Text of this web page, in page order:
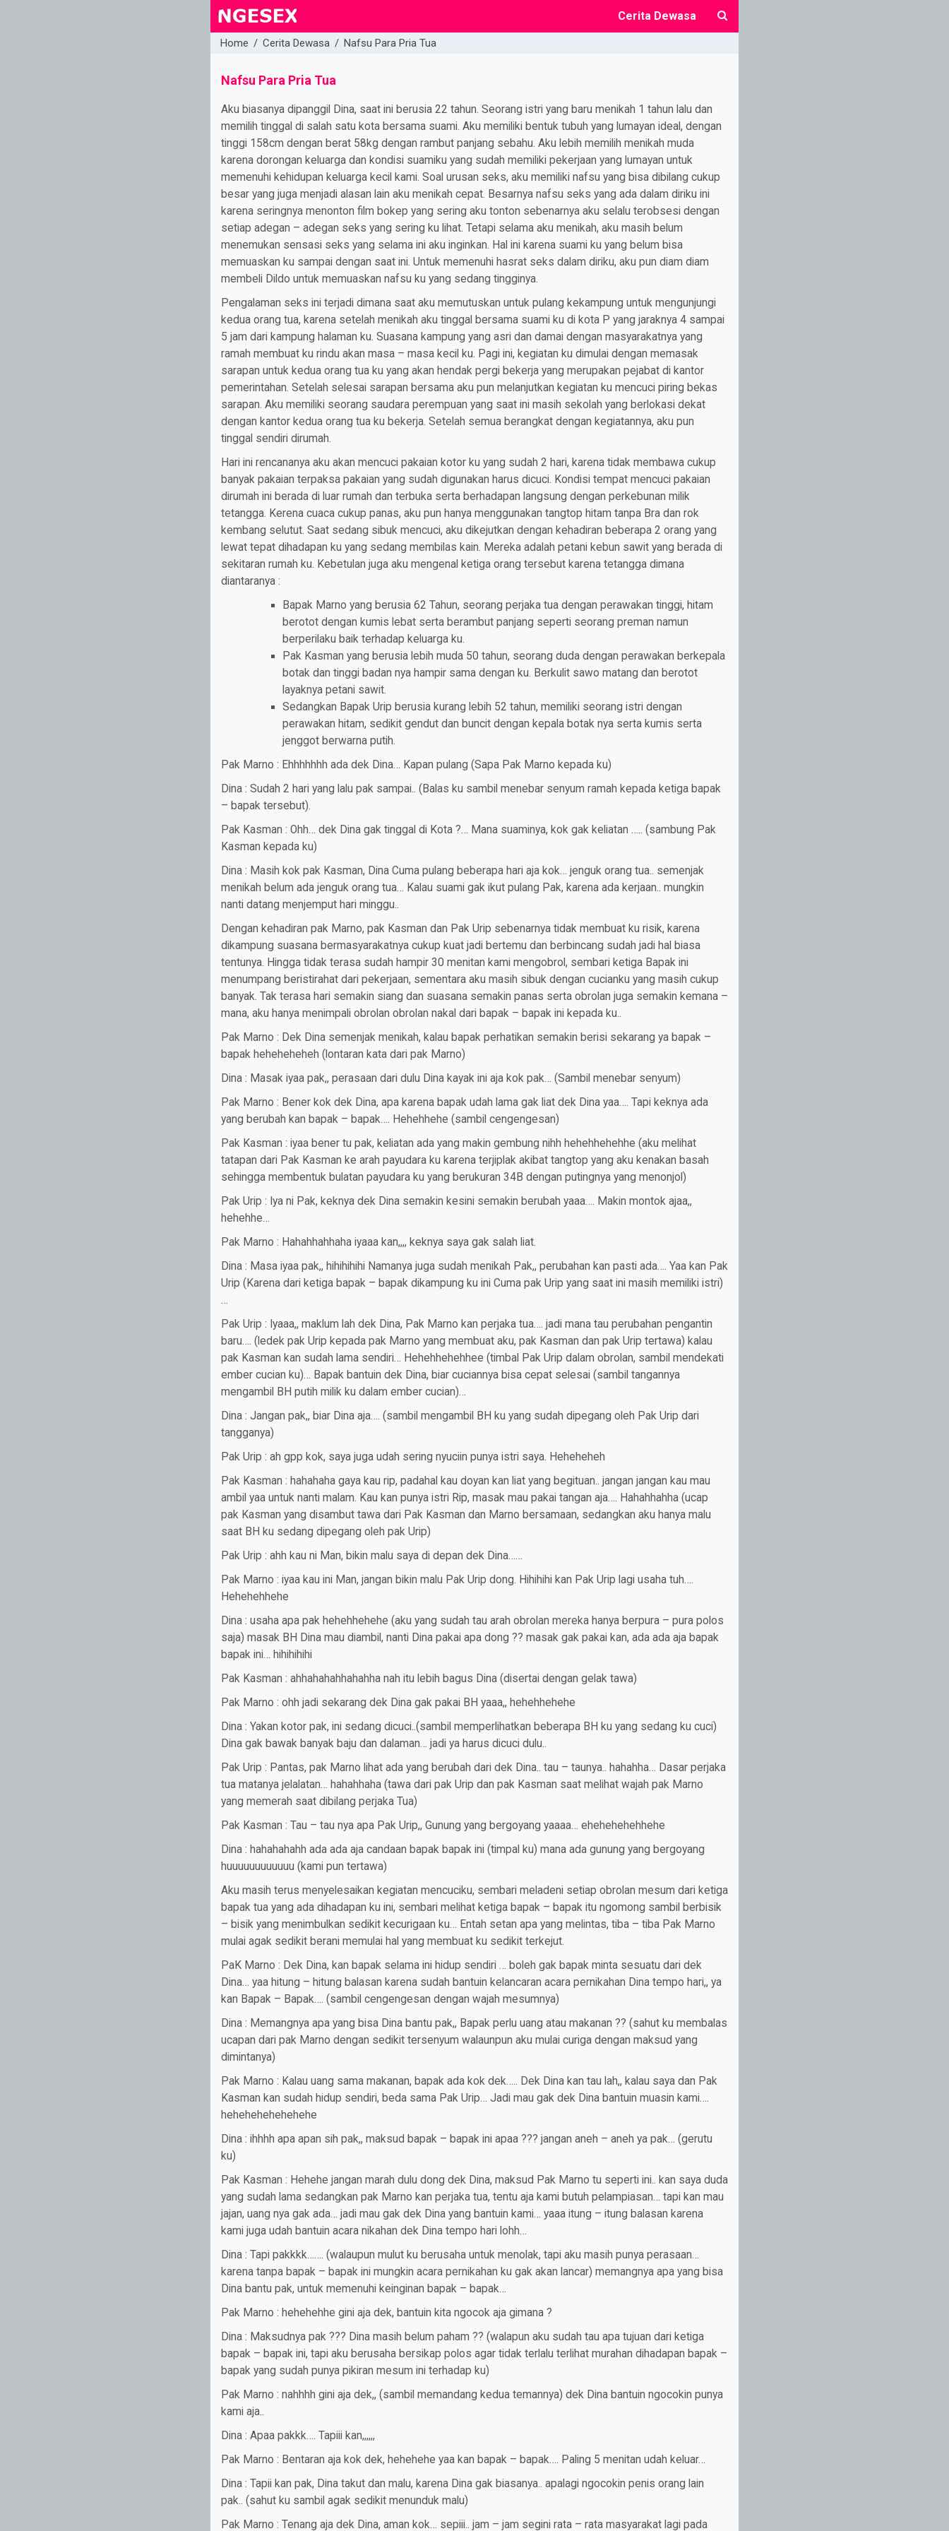
Cerita Dewasa
Home / Cerita Dewasa / Nafsu Para Pria Tua
Nafsu Para Pria Tua
Aku biasanya dipanggil Dina, saat ini berusia 22 tahun. Seorang istri yang baru menikah 1 tahun lalu dan
memilih tinggal di salah satu kota bersama suami. Aku memiliki bentuk tubuh yang lumayan ideal, dengan
tinggi 158cm dengan berat 58kg dengan rambut panjang sebahu. Aku lebih memilih menikah muda
karena dorongan keluarga dan kondisi suamiku yang sudah memiliki pekerjaan yang lumayan untuk
memenuhi kehidupan keluarga kecil kami. Soal urusan seks, aku memiliki nafsu yang bisa dibilang cukup
besar yang juga menjadi alasan lain aku menikah cepat. Besarnya nafsu seks yang ada dalam diriku ini
karena seringnya menonton film bokep yang sering aku tonton sebenarnya aku selalu terobsesi dengan
setiap adegan – adegan seks yang sering ku lihat. Tetapi selama aku menikah, aku masih belum
menemukan sensasi seks yang selama ini aku inginkan. Hal ini karena suami ku yang belum bisa
memuaskan ku sampai dengan saat ini. Untuk memenuhi hasrat seks dalam diriku, aku pun diam diam
membeli Dildo untuk memuaskan nafsu ku yang sedang tingginya.
Pengalaman seks ini terjadi dimana saat aku memutuskan untuk pulang kekampung untuk mengunjungi
kedua orang tua, karena setelah menikah aku tinggal bersama suami ku di kota P yang jaraknya 4 sampai
5 jam dari kampung halaman ku. Suasana kampung yang asri dan damai dengan masyarakatnya yang
ramah membuat ku rindu akan masa – masa kecil ku. Pagi ini, kegiatan ku dimulai dengan memasak
sarapan untuk kedua orang tua ku yang akan hendak pergi bekerja yang merupakan pejabat di kantor
pemerintahan. Setelah selesai sarapan bersama aku pun melanjutkan kegiatan ku mencuci piring bekas
sarapan. Aku memiliki seorang saudara perempuan yang saat ini masih sekolah yang berlokasi dekat
dengan kantor kedua orang tua ku bekerja. Setelah semua berangkat dengan kegiatannya, aku pun
tinggal sendiri dirumah.
Hari ini rencananya aku akan mencuci pakaian kotor ku yang sudah 2 hari, karena tidak membawa cukup
banyak pakaian terpaksa pakaian yang sudah digunakan harus dicuci. Kondisi tempat mencuci pakaian
dirumah ini berada di luar rumah dan terbuka serta berhadapan langsung dengan perkebunan milik
tetangga. Kerena cuaca cukup panas, aku pun hanya menggunakan tangtop hitam tanpa Bra dan rok
kembang selutut. Saat sedang sibuk mencuci, aku dikejutkan dengan kehadiran beberapa 2 orang yang
lewat tepat dihadapan ku yang sedang membilas kain. Mereka adalah petani kebun sawit yang berada di
sekitaran rumah ku. Kebetulan juga aku mengenal ketiga orang tersebut karena tetangga dimana
diantaranya :
Bapak Marno yang berusia 62 Tahun, seorang perjaka tua dengan perawakan tinggi, hitam
berotot dengan kumis lebat serta berambut panjang seperti seorang preman namun
berperilaku baik terhadap keluarga ku.
Pak Kasman yang berusia lebih muda 50 tahun, seorang duda dengan perawakan berkepala
botak dan tinggi badan nya hampir sama dengan ku. Berkulit sawo matang dan berotot
layaknya petani sawit.
Sedangkan Bapak Urip berusia kurang lebih 52 tahun, memiliki seorang istri dengan
perawakan hitam, sedikit gendut dan buncit dengan kepala botak nya serta kumis serta
jenggot berwarna putih.
Pak Marno : Ehhhhhhh ada dek Dina… Kapan pulang (Sapa Pak Marno kepada ku)
Dina : Sudah 2 hari yang lalu pak sampai.. (Balas ku sambil menebar senyum ramah kepada ketiga bapak
– bapak tersebut).
Pak Kasman : Ohh… dek Dina gak tinggal di Kota ?… Mana suaminya, kok gak keliatan ….. (sambung Pak
Kasman kepada ku)
Dina : Masih kok pak Kasman, Dina Cuma pulang beberapa hari aja kok… jenguk orang tua.. semenjak
menikah belum ada jenguk orang tua… Kalau suami gak ikut pulang Pak, karena ada kerjaan.. mungkin
nanti datang menjemput hari minggu..
Dengan kehadiran pak Marno, pak Kasman dan Pak Urip sebenarnya tidak membuat ku risik, karena
dikampung suasana bermasyarakatnya cukup kuat jadi bertemu dan berbincang sudah jadi hal biasa
tentunya. Hingga tidak terasa sudah hampir 30 menitan kami mengobrol, sembari ketiga Bapak ini
menumpang beristirahat dari pekerjaan, sementara aku masih sibuk dengan cucianku yang masih cukup
banyak. Tak terasa hari semakin siang dan suasana semakin panas serta obrolan juga semakin kemana –
mana, aku hanya menimpali obrolan obrolan nakal dari bapak – bapak ini kepada ku..
Pak Marno : Dek Dina semenjak menikah, kalau bapak perhatikan semakin berisi sekarang ya bapak –
bapak heheheheheh (lontaran kata dari pak Marno)
Dina : Masak iyaa pak,, perasaan dari dulu Dina kayak ini aja kok pak… (Sambil menebar senyum)
Pak Marno : Bener kok dek Dina, apa karena bapak udah lama gak liat dek Dina yaa…. Tapi keknya ada
yang berubah kan bapak – bapak…. Hehehhehe (sambil cengengesan)
Pak Kasman : iyaa bener tu pak, keliatan ada yang makin gembung nihh hehehhehehhe (aku melihat
tatapan dari Pak Kasman ke arah payudara ku karena terjiplak akibat tangtop yang aku kenakan basah
sehingga membentuk bulatan payudara ku yang berukuran 34B dengan putingnya yang menonjol)
Pak Urip : Iya ni Pak, keknya dek Dina semakin kesini semakin berubah yaaa…. Makin montok ajaa,,
hehehhe…
Pak Marno : Hahahhahhaha iyaaa kan,,,, keknya saya gak salah liat.
Dina : Masa iyaa pak,, hihihihihi Namanya juga sudah menikah Pak,, perubahan kan pasti ada…. Yaa kan Pak
Urip (Karena dari ketiga bapak – bapak dikampung ku ini Cuma pak Urip yang saat ini masih memiliki istri)
…
Pak Urip : Iyaaa,, maklum lah dek Dina, Pak Marno kan perjaka tua…. jadi mana tau perubahan pengantin
baru…. (ledek pak Urip kepada pak Marno yang membuat aku, pak Kasman dan pak Urip tertawa) kalau
pak Kasman kan sudah lama sendiri… Hehehhehehhee (timbal Pak Urip dalam obrolan, sambil mendekati
ember cucian ku)… Bapak bantuin dek Dina, biar cuciannya bisa cepat selesai (sambil tangannya
mengambil BH putih milik ku dalam ember cucian)…
Dina : Jangan pak,, biar Dina aja…. (sambil mengambil BH ku yang sudah dipegang oleh Pak Urip dari
tangganya)
Pak Urip : ah gpp kok, saya juga udah sering nyuciin punya istri saya. Heheheheh
Pak Kasman : hahahaha gaya kau rip, padahal kau doyan kan liat yang begituan.. jangan jangan kau mau
ambil yaa untuk nanti malam. Kau kan punya istri Rip, masak mau pakai tangan aja…. Hahahhahha (ucap
pak Kasman yang disambut tawa dari Pak Kasman dan Marno bersamaan, sedangkan aku hanya malu
saat BH ku sedang dipegang oleh pak Urip)
Pak Urip : ahh kau ni Man, bikin malu saya di depan dek Dina……
Pak Marno : iyaa kau ini Man, jangan bikin malu Pak Urip dong. Hihihihi kan Pak Urip lagi usaha tuh….
Hehehehhehe
Dina : usaha apa pak hehehhehehe (aku yang sudah tau arah obrolan mereka hanya berpura – pura polos
saja) masak BH Dina mau diambil, nanti Dina pakai apa dong ?? masak gak pakai kan, ada ada aja bapak
bapak ini… hihihihihi
Pak Kasman : ahhahahahhahahha nah itu lebih bagus Dina (disertai dengan gelak tawa)
Pak Marno : ohh jadi sekarang dek Dina gak pakai BH yaaa,, hehehhehehe
Dina : Yakan kotor pak, ini sedang dicuci..(sambil memperlihatkan beberapa BH ku yang sedang ku cuci)
Dina gak bawak banyak baju dan dalaman… jadi ya harus dicuci dulu..
Pak Urip : Pantas, pak Marno lihat ada yang berubah dari dek Dina.. tau – taunya.. hahahha… Dasar perjaka
tua matanya jelalatan… hahahhaha (tawa dari pak Urip dan pak Kasman saat melihat wajah pak Marno
yang memerah saat dibilang perjaka Tua)
Pak Kasman : Tau – tau nya apa Pak Urip,, Gunung yang bergoyang yaaaa… ehehehehehhehe
Dina : hahahahahh ada ada aja candaan bapak bapak ini (timpal ku) mana ada gunung yang bergoyang
huuuuuuuuuuuu (kami pun tertawa)
Aku masih terus menyelesaikan kegiatan mencuciku, sembari meladeni setiap obrolan mesum dari ketiga
bapak tua yang ada dihadapan ku ini, sembari melihat ketiga bapak – bapak itu ngomong sambil berbisik
– bisik yang menimbulkan sedikit kecurigaan ku… Entah setan apa yang melintas, tiba – tiba Pak Marno
mulai agak sedikit berani memulai hal yang membuat ku sedikit terkejut.
PaK Marno : Dek Dina, kan bapak selama ini hidup sendiri … boleh gak bapak minta sesuatu dari dek
Dina… yaa hitung – hitung balasan karena sudah bantuin kelancaran acara pernikahan Dina tempo hari,, ya
kan Bapak – Bapak…. (sambil cengengesan dengan wajah mesumnya)
Dina : Memangnya apa yang bisa Dina bantu pak,, Bapak perlu uang atau makanan ?? (sahut ku membalas
ucapan dari pak Marno dengan sedikit tersenyum walaunpun aku mulai curiga dengan maksud yang
dimintanya)
Pak Marno : Kalau uang sama makanan, bapak ada kok dek….. Dek Dina kan tau lah,, kalau saya dan Pak
Kasman kan sudah hidup sendiri, beda sama Pak Urip… Jadi mau gak dek Dina bantuin muasin kami….
hehehehehehehehe
Dina : ihhhh apa apan sih pak,, maksud bapak – bapak ini apaa ??? jangan aneh – aneh ya pak… (gerutu
ku)
Pak Kasman : Hehehe jangan marah dulu dong dek Dina, maksud Pak Marno tu seperti ini.. kan saya duda
yang sudah lama sedangkan pak Marno kan perjaka tua, tentu aja kami butuh pelampiasan… tapi kan mau
jajan, uang nya gak ada… jadi mau gak dek Dina yang bantuin kami… yaaa itung – itung balasan karena
kami juga udah bantuin acara nikahan dek Dina tempo hari lohh…
Dina : Tapi pakkkk……. (walaupun mulut ku berusaha untuk menolak, tapi aku masih punya perasaan…
karena tanpa bapak – bapak ini mungkin acara pernikahan ku gak akan lancar) memangnya apa yang bisa
Dina bantu pak, untuk memenuhi keinginan bapak – bapak…
Pak Marno : hehehehhe gini aja dek, bantuin kita ngocok aja gimana ?
Dina : Maksudnya pak ??? Dina masih belum paham ?? (walapun aku sudah tau apa tujuan dari ketiga
bapak – bapak ini, tapi aku berusaha bersikap polos agar tidak terlalu terlihat murahan dihadapan bapak –
bapak yang sudah punya pikiran mesum ini terhadap ku)
Pak Marno : nahhhh gini aja dek,, (sambil memandang kedua temannya) dek Dina bantuin ngocokin punya
kami aja..
Dina : Apaa pakkk…. Tapiii kan,,,,,,
Pak Marno : Bentaran aja kok dek, hehehehe yaa kan bapak – bapak…. Paling 5 menitan udah keluar…
Dina : Tapii kan pak, Dina takut dan malu, karena Dina gak biasanya.. apalagi ngocokin penis orang lain
pak.. (sahut ku sambil agak sedikit menunduk malu)
Pak Marno : Tenang aja dek Dina, aman kok… sepiii.. jam – jam segini rata – rata masyarakat lagi pada